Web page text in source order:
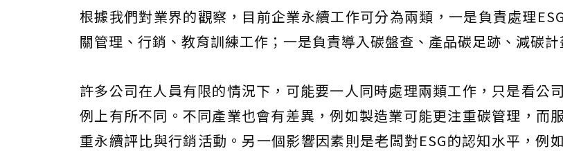
根據我們對業界的觀察，目前企業永續工作可分為兩類，一是負責處理ESG
關管理、行銷、教育訓練工作；一是負責導入碳盤查、產品碳足跡、減碳計
許多公司在人員有限的情況下，可能要一人同時處理兩類工作，只是看公
例上有所不同。不同產業也會有差異，例如製造業可能更注重碳管理，而
重永續評比與行銷活動。另一個影響因素則是老闆對ESG的認知水平，例